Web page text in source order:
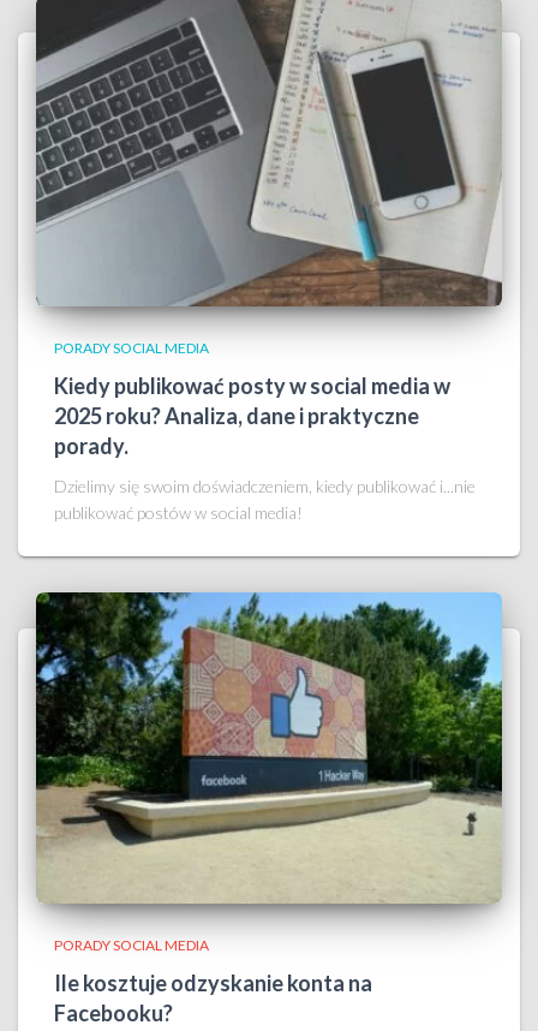
PORADY SOCIAL MEDIA
Kiedy publikować posty w social media w
2025 roku? Analiza, dane i praktyczne
porady.
Dzielimy się swoim doświadczeniem, kiedy publikować i...nie
publikować postów w social media!
PORADY SOCIAL MEDIA
Ile kosztuje odzyskanie konta na
Facebooku?